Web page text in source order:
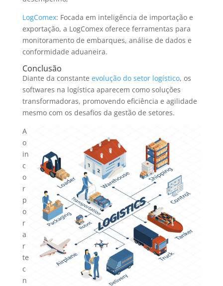
LogComex: Focada em inteligência de importação e
exportação, a LogComex oferece ferramentas para
monitoramento de embarques, análise de dados e
conformidade aduaneira.
Conclusão
Diante da constante evolução do setor logístico, os
softwares na logística aparecem como soluções
transformadoras, promovendo eficiência e agilidade
mesmo com os desafios da gestão de setores.
A
o
in
c
o
r
p
o
r
a
r
te
c
n